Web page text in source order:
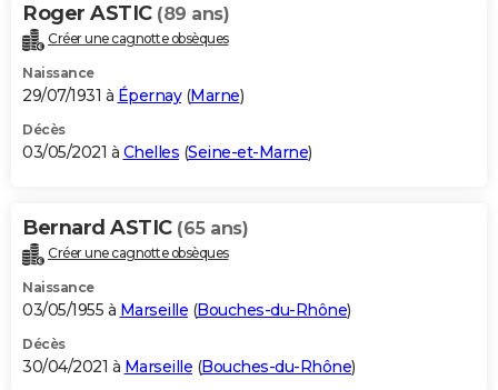
Roger ASTIC (89 ans)
Créer une cagnotte obsèques
Naissance
29/07/1931 à Épernay(Marne)
Décès
03/05/2021 à Chelles (Seine-et-Marne)
Bernard ASTIC (65 ans)
Créer une cagnotte obsèques
Naissance
03/05/1955 à Marseille (Bouches-du-Rhône)
Décès
30/04/2021 à Marseille (Bouches-du-Rhône)